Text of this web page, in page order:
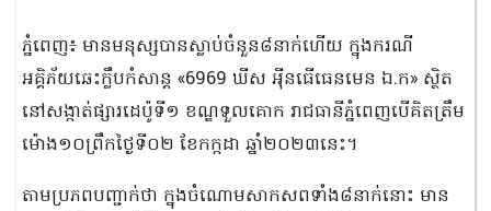
ភ្នំពេញ៖ មានមនុស្សបានស្លាប់ចំនួន៨នាក់ហើយ ក្នុងករណី
អគ្គិភ័យឆេះក្លឹបកំសាន្ត ​«6969 ឃីស អ៉ីនធើធេនមេន ឯ.ក» ស្ថិត
នៅសង្កាត់ផ្សារដេប៉ូទី១ ខណ្ឌទួលគោក រាជធានីភ្នំពេញបើគិតត្រឹម
ម៉ោង១០ព្រឹកថ្ងៃទី០២ ខែកក្កដា ឆ្នាំ២០២៣នេះ។
តាមប្រភពបញ្ជាក់ថា ក្នុងចំណោមសាកសពទាំង៨នាក់នោះ មាន